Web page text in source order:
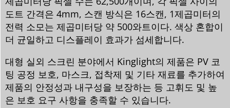
도트 간격은 4mm, 스캔 방식은 16스캔, 1제곱미터의
전력 소모는 제곱미터당 약 500와트이다. 색상 혼합이
더 균일하고 디스플레이 효과가 섬세합니다.
대형 실외 스크린 분야에서 Kinglight의 제품은 PV 코
팅 공정 보호, 마스크, 접착제 및 기타 재료를 추가하여
제품의 안정성과 내구성을 보장하는 등 고휘도 및 높
은 보호 요구 사항을 충족할 수 있습니다.